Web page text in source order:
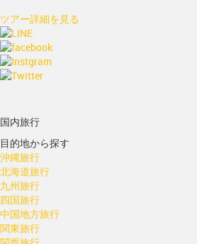
ツアー詳細を見る
国内旅行
目的地から探す
沖縄旅行
北海道旅行
九州旅行
四国旅行
中国地方旅行
関東旅行